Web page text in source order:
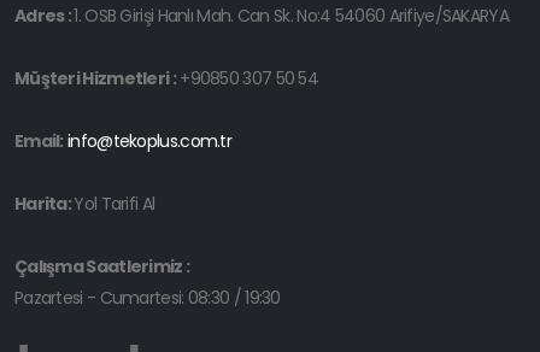
Adres :1. OSB Girişi Hanlı Mah. Can Sk. No:4 54060 Arifiye/SAKARYA
Müşteri Hizmetleri : +90850 307 50 54
Email: info@tekoplus.com.tr
Harita:Yol Tarifi Al
Çalışma Saatlerimiz :
Pazartesi - Cumartesi: 08:30 / 19:30